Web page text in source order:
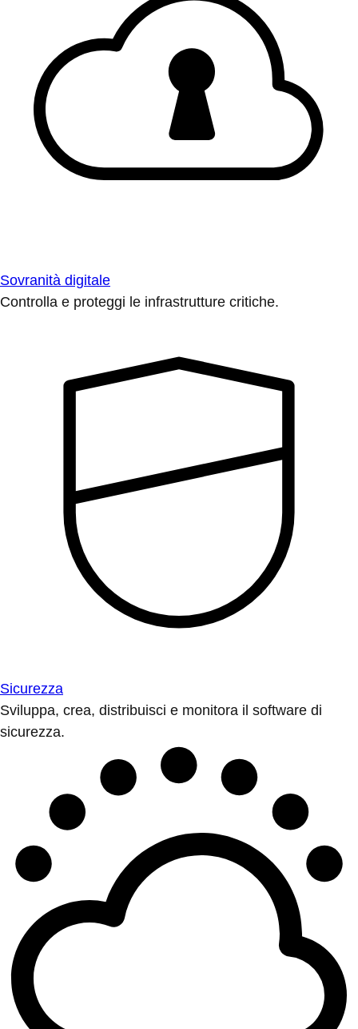
Sovranità digitale
Controlla e proteggi le infrastrutture critiche.
Sicurezza
Sviluppa, crea, distribuisci e monitora il software di
sicurezza.